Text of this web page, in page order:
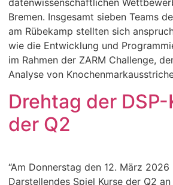
datenwissenschaftlichen
Bremen. Insgesamt sieben Teams
am Rübekamp stellten sich
wie die Entwicklung und
im Rahmen der ZARM Challenge,
Analyse von
Drehtag der
der Q2
“Am Donnerstag den 12. März
Darstellendes Spiel Kurse der Q2